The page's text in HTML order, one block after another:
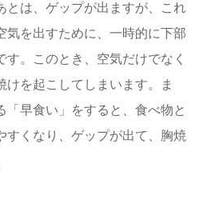
とは、ゲップが出ますが、これ
気を出すために、一時的に下部
。このとき、空気だけでなく
けを起こしてしまいます。ま
「早食い」をすると、食べ物と
すくなり、ゲップが出て、胸焼